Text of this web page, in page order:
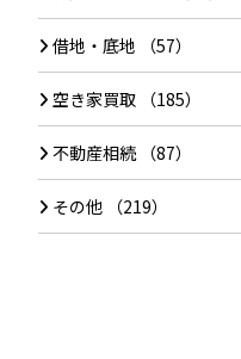
借地・底地 （57）
空き家買取 （185）
不動産相続（87）
その他 （219）